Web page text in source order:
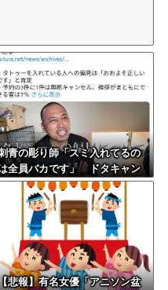
青の彫り師「スミ入れてるの
全員バカです」 ドタキャン
たり前、カネはない、挨拶も
できない
悲報】有名女優「アニソン盆